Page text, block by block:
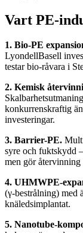
Vart PE-
1. Bio-PE
LyondellBasell
testar bio-råvara i
2. Kemisk
konkurrenskraftig
investeringar.
3. Barrier-PE.
syre och fuktskydd
men gör återvinning
4. UHMWPE-
(γ-bestrålning) med
knäledsimplantat.
5. Nanotube-